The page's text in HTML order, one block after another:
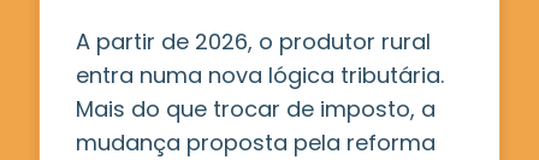
A partir de 2026, o produtor rural
entra numa nova lógica tributária.
Mais do que trocar de imposto, a
mudança proposta pela reforma